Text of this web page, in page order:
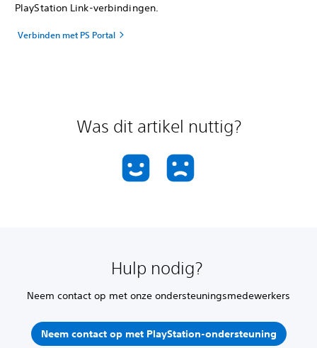
PlayStation Link-verbindingen.
Verbinden met PS Portal
Was dit artikel nuttig?
Hulp nodig?
Neem contact op met onze ondersteuningsmedewerkers
Neem contact op met PlayStation-ondersteuning